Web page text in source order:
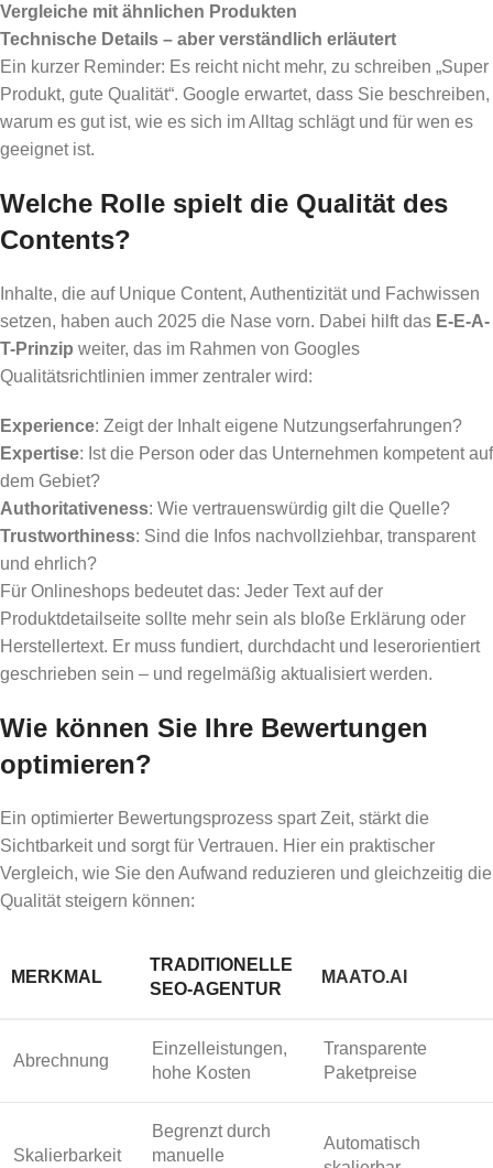
Vergleiche mit ähnlichen Produkten
Technische Details – aber verständlich erläutert
Ein kurzer Reminder: Es reicht nicht mehr, zu schreiben „Super
Produkt, gute Qualität“. Google erwartet, dass Sie beschreiben,
warum es gut ist, wie es sich im Alltag schlägt und für wen es
geeignet ist.
Welche Rolle spielt die Qualität des
Contents?
Inhalte, die auf Unique Content, Authentizität und Fachwissen
setzen, haben auch 2025 die Nase vorn. Dabei hilft das E-E-A-
T-Prinzip weiter, das im Rahmen von Googles
Qualitätsrichtlinien immer zentraler wird:
Experience: Zeigt der Inhalt eigene Nutzungserfahrungen?
Expertise: Ist die Person oder das Unternehmen kompetent auf
dem Gebiet?
Authoritativeness: Wie vertrauenswürdig gilt die Quelle?
Trustworthiness: Sind die Infos nachvollziehbar, transparent
und ehrlich?
Für Onlineshops bedeutet das: Jeder Text auf der
Produktdetailseite sollte mehr sein als bloße Erklärung oder
Herstellertext. Er muss fundiert, durchdacht und leserorientiert
geschrieben sein – und regelmäßig aktualisiert werden.
Wie können Sie Ihre Bewertungen
optimieren?
Ein optimierter Bewertungsprozess spart Zeit, stärkt die
Sichtbarkeit und sorgt für Vertrauen. Hier ein praktischer
Vergleich, wie Sie den Aufwand reduzieren und gleichzeitig die
Qualität steigern können:
MERKMAL
TRADITIONELLE
SEO-AGENTUR
MAATO.AI
Abrechnung
Einzelleistungen,
hohe Kosten
Transparente
Paketpreise
Skalierbarkeit
Begrenzt durch
manuelle
Automatisch